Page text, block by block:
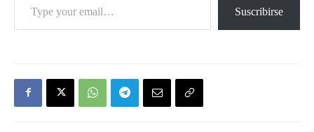
Suscribirse